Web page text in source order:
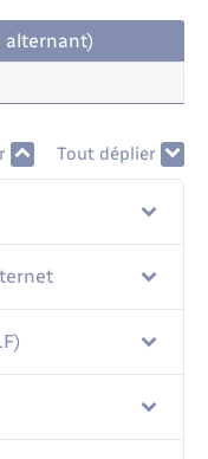
alternant)
Tout déplier